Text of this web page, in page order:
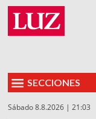
SECCIONES
Sábado 8.8.2026 | 21:03